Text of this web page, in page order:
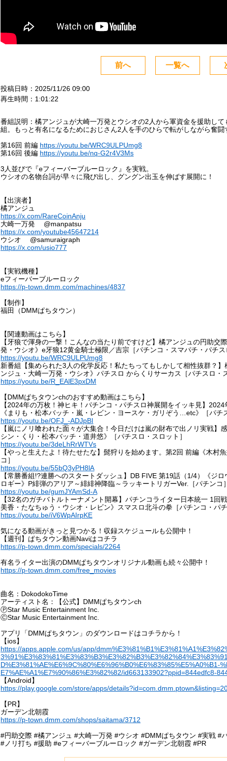
前へ 一覧へ
投稿日時：2025/11/26 09:00
再生時間：1:01:22
番組説明：橘アンジュが大崎一万発とウシオの2人から軍資金を援助し
組。もっと有名になるためにおじさん2人を手のひらで転がしながら奮闘
第16回 前編 https://youtu.be/WRC9ULPUmg8
第16回 後編 https://youtu.be/nq-G2r4V3Ms
3人並びで『eフィーバーブルーロック』を実戦。
ウシオの名物台詞が早々に飛び出し、グングン出玉を伸ばす展開に！
【出演者】
橘アンジュ
https://x.com/RareCoinAnju
大崎一万発 @manpatsu
https://x.com/youtube45647214
ウシオ @samuraigraph
https://x.com/usio777
【実戦機種】
eフィーバーブルーロック
https://p-town.dmm.com/machines/4837
【制作】
福田（DMMぱちタウン）
【関連動画はこちら】
【牙狼で渾身の一撃！こんなの当たり前ですけど】橘アンジュの円助交
発・ウシオ》e牙狼12黄金騎士極限／吉宗［パチンコ・スマパチ・パチス
https://youtu.be/WRC9ULPUmg8
新番組【集められた3人の化学反応！私たちってもしかして相性抜群？
ンジュ・大崎一万発・ウシオ》パチスロ からくりサーカス［パチスロ・
https://youtu.be/R_EAlE3pxDM
【DMMぱちタウンchのおすすめ動画はこちら】
【2024年の万枚！神ヒキ！パチンコ・パチスロ神展開をイッキ見】
《まりも・松本バッチ・嵐・レビン・ヨースケ・ガリぞう…etc》［パチ
https://youtu.be/OFJ_-ADJpBI
【嵐にノリ喰われた面々が大集合！今日だけは嵐の財布で出ノリ実戦】
シン・くり・松本バッチ・道井悠》［パチスロ・スロット］
https://youtu.be/3deLhRrWTVs
【やっと生えたよ！待たせたな】髭狩りを始めます。第2回 前編《木村
コ］
https://youtu.be/55bQ3yPH8lA
【常勝番組!?連勝へのスタートダッシュ】DB FIVE 第19話（1/4）《ジ
ロギー》P緋弾のアリア～緋緋神降臨～ラッキートリガーVer.［パチンコ］
https://youtu.be/gumJYAmSd-A
【32名のガチバトルトーナメント開幕】パチンコライター日本統一 1回
美香・たなちゅう・ウシオ・レビン》スマスロ北斗の拳［パチンコ・パチ
https://youtu.be/iV6WpAIrpKE
気になる動画がきっと見つかる！収録スケジュールも公開中！
【週刊】ぱちタウン動画Naviはコチラ
https://p-town.dmm.com/specials/2264
有名ライター出演のDMMぱちタウンオリジナル動画も続々公開中！
https://p-town.dmm.com/free_movies
曲名：DokodokoTime
アーティスト名：【公式】DMMぱちタウンch
ⓅStar Music Entertainment Inc.
ⒸStar Music Entertainment Inc.
アプリ「DMMぱちタウン」のダウンロードはコチラから！
【ios】
https://apps.apple.com/us/app/
D%E3%81%AE%E6%9C%80%E6%96%B0%E6%83%85%E5%A0%B1-
E7%AE%A1%E7%90%86%E3%82%82/id663133902?ppid=844edfc8-
【Android】
https://play.google.com/store/apps/
【PR】
ガーデン北朝霞
https://p-town.dmm.com/shops/saitama/3712
#円助交際 #橘アンジュ #大崎一万発 #ウシオ #DMMぱちタウン #実戦 #
#ノリ打ち #援助 #eフィーバーブルーロック #ガーデン北朝霞 #PR